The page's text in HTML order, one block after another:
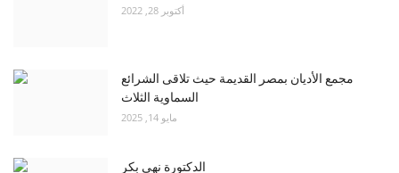
أكتوبر 28, 2022
مجمع الأديان بمصر القديمة حيث تلاقى الشرائع
السماوية الثلاث
مايو 14, 2025
الدكتورة نهى بكر